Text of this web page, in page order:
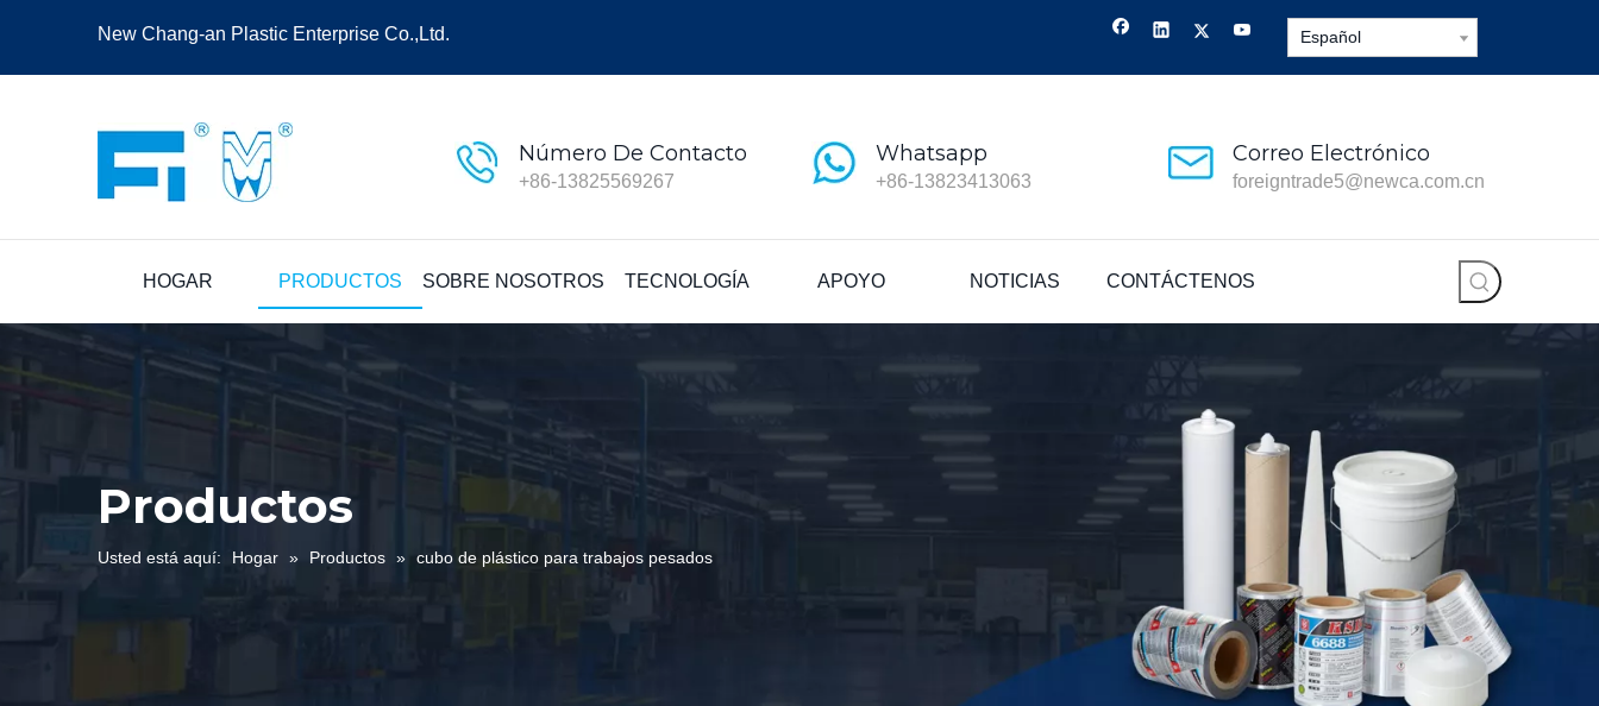
New Chang-an Plastic Enterprise Co.,Ltd. Español
Número De Contacto
+86-13825569267
Whatsapp
+86-13823413063
Correo Electrónico
foreigntrade5@newca.com.cn
HOGAR PRODUCTOS SOBRE NOSOTROS TECNOLOGÍA APOYO NOTICIAS CONTÁCTENOS
Productos
Usted está aquí: Hogar » Productos » cubo de plástico para trabajos pesados